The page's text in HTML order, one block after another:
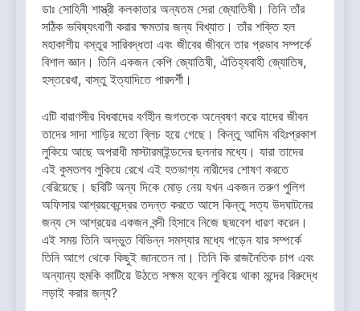
ডাঃ সোহিনী শাস্ত্রী কলকাতার অন্যতম সেরা জ্যোতিষী। তিনি তাঁর
সঠিক ভবিষ্যৎবাণী করার ক্ষমতার জন্য বিখ্যাত। তাঁর শক্তি হল
মহাকাশীয় বস্তুর সারিবদ্ধতা এবং জীবের জীবনে তার প্রভাব সম্পর্কে
বিশাল জ্ঞান। তিনি একজন কেপি জ্যোতিষী, ঐতিহ্যবাহী জ্যোতিষ,
হস্তরেখা, বাস্তু ইত্যাদিতে পারদর্শী।
এটি বারাণসীর বিধবাদের বর্ণহীন জগতকে অন্বেষণ করে যাদের জীবন
তাদের সাদা শাড়ির মতো ব্লিচ হয়ে গেছে। কিন্তু আদিম বহিঃপ্রকাশ
লুকিয়ে আছে অপরাধী মাস্টারমাইন্ডদের ছলনার মধ্যে। যারা তাদের
এই কুমতলব লুকিয়ে রেখে এই হতভাগ্য নারীদের শোষণ করতে
বেরিয়েছে। ছবিটি অন্য দিকে মোড় নেয় যখন একজন তরুণ পুলিশ
অফিসার আশ্রয়কেন্দ্রের তদন্ত করতে আসে কিন্তু সত্য উদঘাটনের
জন্য সে আশ্রয়ের একজন বন্দী হিসাবে নিজে ছদ্মবেশ ধারণ করেন।
এই সময় তিনি অদ্ভুত বিভিন্ন সমস্যার মধ্যে পড়েন যার সম্পর্কে
তিনি আগে থেকে কিছুই জানতেন না। তিনি কি রাজনৈতিক চাপ এবং
অন্যান্য হুমকি কাটিয়ে উঠতে সক্ষম হবেন লুকিয়ে থাকা মন্দের বিরুদ্ধে
লড়াই করার জন্য?